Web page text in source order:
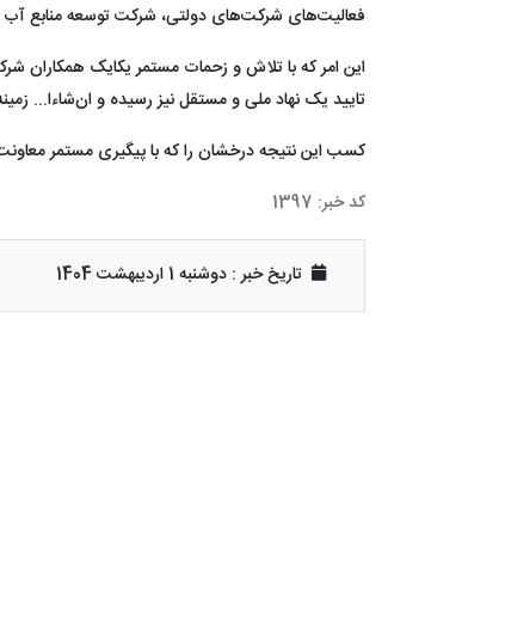
فعالیت‌های شرکت‌های دولتی، شرکت توسعه منابع آب
این امر که با تلاش و زحمات مستمر یکایک همکاران
تایید یک نهاد ملی و مستقل نیز رسیده و ان‌شاءا...
کسب این نتیجه درخشان را که با پیگیری مستمر
کد خبر: 1397
تاریخ خبر : دوشنبه 1 اردیبهشت 1404